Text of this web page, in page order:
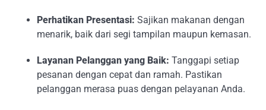
Perhatikan Presentasi: Sajikan makanan dengan
menarik, baik dari segi tampilan maupun kemasan.
Layanan Pelanggan yang Baik: Tanggapi setiap
pesanan dengan cepat dan ramah. Pastikan
pelanggan merasa puas dengan pelayanan Anda.